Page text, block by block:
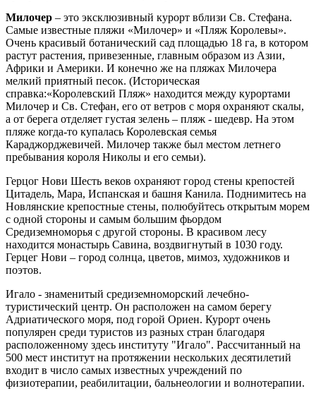
Милочер – это эксклюзивный курорт вблизи Св. Стефана.
Самые известные пляжи «Милочер» и «Пляж Королевы».
Очень красивый ботанический сад площадью 18 га, в котором
растут растения, привезенные, главным образом из Азии,
Африки и Америки. И конечно же на пляжах Милочера
мелкий приятный песок. (Историческая
справка:«Королевский Пляж» находится между курортами
Милочер и Св. Стефан, его от ветров с моря охраняют скалы,
а от берега отделяет густая зелень – пляж - шедевр. На этом
пляже когда-то купалась Королевская семья
Караджорджевичей. Милочер также был местом летнего
пребывания короля Николы и его семьи).
Герцог Нови Шесть веков охраняют город стены крепостей
Цитадель, Мара, Испанская и башня Канила. Поднимитесь на
Новлянские крепостные стены, полюбуйтесь открытым морем
с одной стороны и самым большим фьордом
Средиземноморья с другой стороны. В красивом лесу
находится монастырь Савина, воздвигнутый в 1030 году.
Герцег Нови – город солнца, цветов, мимоз, художников и
поэтов.
Игало - знаменитый средиземноморский лечебно-
туристический центр. Он расположен на самом берегу
Адриатического моря, под горой Ориен. Курорт очень
популярен среди туристов из разных стран благодаря
расположенному здесь институту "Игало". Рассчитанный на
500 мест институт на протяжении нескольких десятилетий
входит в число самых известных учреждений по
физиотерапии, реабилитации, бальнеологии и волнотерапии.